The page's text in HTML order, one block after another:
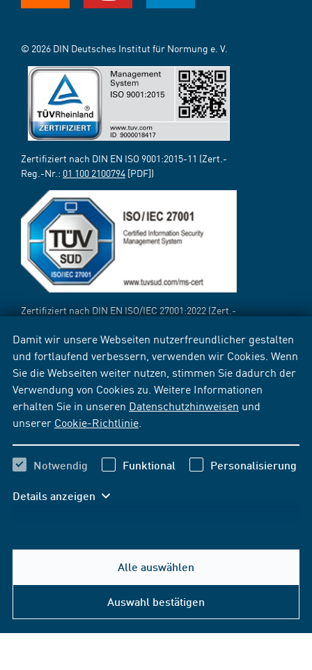
Damit wir unsere Webseiten nutzerfreundlicher gestalten
und fortlaufend verbessern, verwenden wir Cookies. Wenn
Sie die Webseiten weiter nutzen, stimmen Sie dadurch der
Verwendung von Cookies zu. Weitere Informationen
erhalten Sie in unseren Datenschutzhinweisen und
unserer Cookie-Richtlinie
Notwendig Funktional Personalisierung
Details anzeigen
Alle auswählen
Auswahl bestätigen
© 2026 DIN Deutsches Institut für Normung e. V.
Zertifiziert nach DIN EN ISO 9001:2015-11 (Zert.-
Reg.-Nr.: 01 100 2100794 [PDF])
Zertifiziert nach DIN EN ISO/IEC 27001:2022 (Zert.-